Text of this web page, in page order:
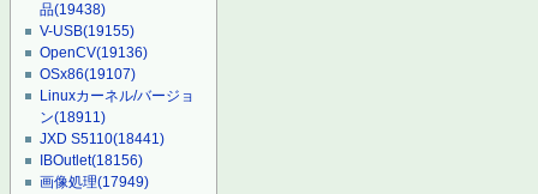
品(19438)
V-USB(19155)
OpenCV(19136)
OSx86(19107)
Linuxカーネル/バージョ
ン(18911)
JXD S5110(18441)
IBOutlet(18156)
画像処理(17949)